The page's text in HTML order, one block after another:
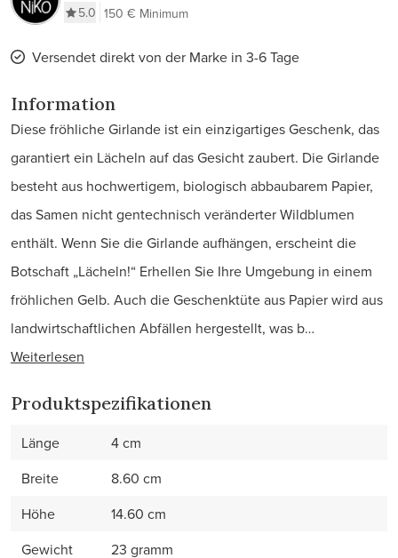
5.0 150 € Minimum
Versendet direkt von der Marke in 3-6 Tage
Information
Diese fröhliche Girlande ist ein einzigartiges Geschenk, das
garantiert ein Lächeln auf das Gesicht zaubert. Die Girlande
besteht aus hochwertigem, biologisch abbaubarem Papier,
das Samen nicht gentechnisch veränderter Wildblumen
enthält. Wenn Sie die Girlande aufhängen, erscheint die
Botschaft „Lächeln!“ Erhellen Sie Ihre Umgebung in einem
fröhlichen Gelb. Auch die Geschenktüte aus Papier wird aus
landwirtschaftlichen Abfällen hergestellt, was b…
Weiterlesen
Produktspezifikationen
Länge
4 cm
Breite
8.60 cm
Höhe
14.60 cm
Gewicht
23 gramm